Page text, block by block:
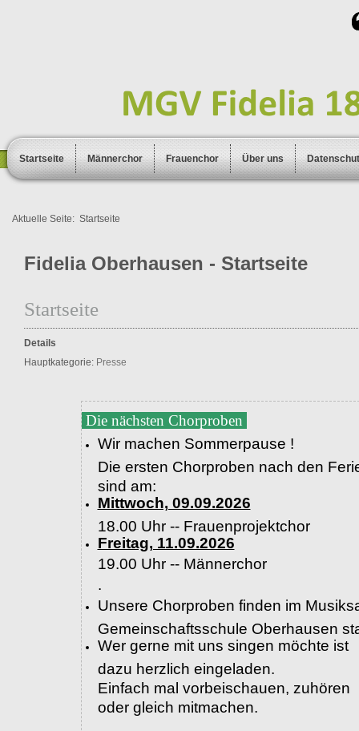
Startseite Männerchor Frauenchor Über uns
Aktuelle Seite: Startseite
Fidelia Oberhausen - Startseite
Startseite
Details
Hauptkategorie: Presse
Die nächsten Chorproben
Wir machen Sommerpause !
Die ersten Chorproben nach den
sind am:
Mittwoch, 09.09.2026
18.00 Uhr -- Frauenprojektchor
Freitag, 11.09.2026
19.00 Uhr -- Männerchor
.
Unsere Chorproben finden im
Gemeinschaftsschule Oberhausen
Wer gerne mit uns singen möchte ist
dazu herzlich eingeladen.
Einfach mal vorbeischauen, zuhören
oder gleich mitmachen.